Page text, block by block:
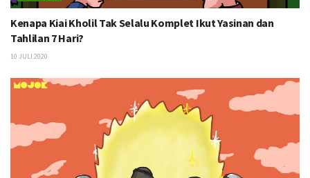
Kenapa Kiai Kholil Tak Selalu Komplet Ikut Yasinan dan
Tahlilan 7 Hari?
10 JULI 2020